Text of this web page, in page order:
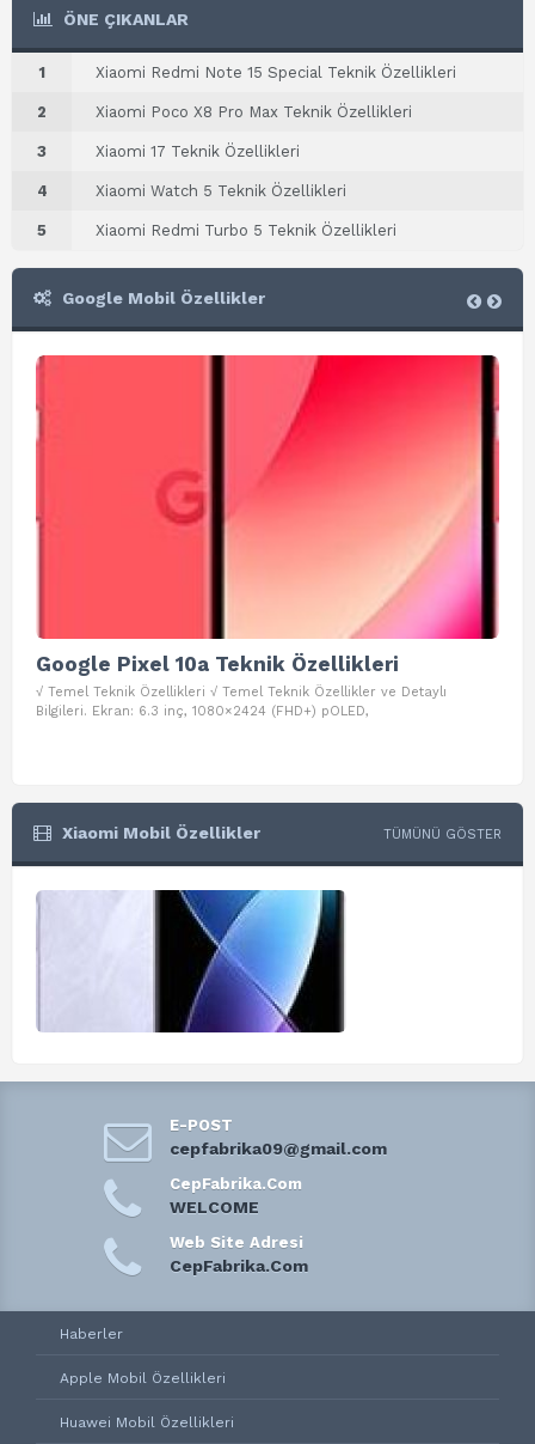
ÖNE ÇIKANLAR
1 Xiaomi Redmi Note 15 Special Teknik Özellikleri
2 Xiaomi Poco X8 Pro Max Teknik Özellikleri
3 Xiaomi 17 Teknik Özellikleri
4 Xiaomi Watch 5 Teknik Özellikleri
5 Xiaomi Redmi Turbo 5 Teknik Özellikleri
Google Mobil Özellikler
Google Pixel 10a Teknik Özellikleri
√ Temel Teknik Özellikleri √ Temel Teknik Özellikler ve Detaylı
Bilgileri. Ekran: 6.3 inç, 1080×2424 (FHD+) pOLED,
Xiaomi Mobil Özellikler TÜMÜNÜ GÖSTER
E-POST
cepfabrika09@gmail.com
CepFabrika.Com
WELCOME
Web Site Adresi
CepFabrika.Com
Haberler
Apple Mobil Özellikleri
Huawei Mobil Özellikleri